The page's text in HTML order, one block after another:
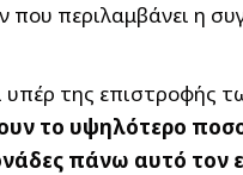
περιλαμβάνει η
της επιστροφής
το υψηλότερο
πάνω αυτό τον